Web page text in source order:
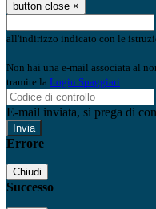
button close ×
all'indirizzo indicato con le
Non hai una e-mail associata al
tramite la Login Spaggiari
E-mail inviata, si prega di
Errore
Chiudi
Successo